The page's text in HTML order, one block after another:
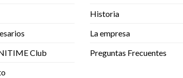
Club
Historia
La empresa
Preguntas Frecuentes